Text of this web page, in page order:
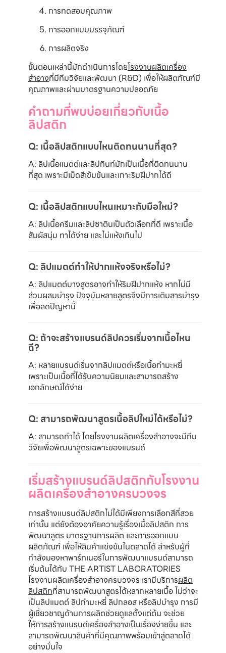
การทดสอบคุณภาพ
การออกแบบบรรจุภัณฑ์
การผลิตจริง
ขั้นตอนเหล่านี้มักดำเนินการโดยโรงงานผลิตเครื่อง
สำอางที่มีทีมวิจัยและพัฒนา (R&D) เพื่อให้ผลิตภัณฑ์มี
คุณภาพและผ่านมาตรฐานความปลอดภัย
คำถามที่พบบ่อยเกี่ยวกับเนื้อ
ลิปสติก
Q: เนื้อลิปสติกแบบไหนติดทนนานที่สุด?
A: ลิปเนื้อแมตต์และลิปทินท์มักเป็นเนื้อที่ติดทนนาน
ที่สุด เพราะมีเม็ดสีเข้มข้นและเกาะริมฝีปากได้ดี
Q: เนื้อลิปสติกแบบไหนเหมาะกับมือใหม่?
A: ลิปเนื้อครีมและลิปซาตินเป็นตัวเลือกที่ดี เพราะเนื้อ
สัมผัสนุ่ม ทาได้ง่าย และไม่แห้งเกินไป
Q: ลิปแมตต์ทำให้ปากแห้งจริงหรือไม่?
A: ลิปแมตต์บางสูตรอาจทำให้ริมฝีปากแห้ง หากไม่มี
ส่วนผสมบำรุง ปัจจุบันหลายสูตรจึงมีการเติมสารบำรุง
เพื่อลดปัญหานี้
Q: ถ้าจะสร้างแบรนด์ลิปควรเริ่มจากเนื้อไหน
ดี?
A: หลายแบรนด์เริ่มจากลิปแมตต์หรือเนื้อกำมะหยี่
เพราะเป็นเนื้อที่ได้รับความนิยมและสามารถสร้าง
เอกลักษณ์ได้ง่าย
Q: สามารถพัฒนาสูตรเนื้อลิปใหม่ได้หรือไม่?
A: สามารถทำได้ โดยโรงงานผลิตเครื่องสำอางจะมีทีม
วิจัยเพื่อพัฒนาสูตรเฉพาะของแบรนด์
เริ่มสร้างแบรนด์ลิปสติกกับโรงงาน
ผลิตเครื่องสำอางครบวงจร
การสร้างแบรนด์ลิปสติกไม่ได้มีเพียงการเลือกสีที่สวย
เท่านั้น แต่ยังต้องอาศัยความรู้เรื่องเนื้อลิปสติก การ
พัฒนาสูตร มาตรฐานการผลิต และการออกแบบ
ผลิตภัณฑ์ เพื่อให้สินค้าแข่งขันในตลาดได้ สำหรับผู้ที่
กำลังมองหาพาร์ทเนอร์ในการพัฒนาแบรนด์สามารถ
เริ่มต้นได้กับ THE ARTIST LABORATORIES
โรงงานผลิตเครื่องสำอางครบวงจร เรามีบริการผลิต
ลิปสติกที่สามารถพัฒนาสูตรได้หลากหลายเนื้อ ไม่ว่าจะ
เป็นลิปแมตต์ ลิปกำมะหยี่ ลิปกลอส หรือลิปบำรุง การมี
ผู้เชี่ยวชาญด้านการผลิตช่วยดูแลตั้งแต่ต้น จะช่วย
ให้การสร้างแบรนด์เครื่องสำอางเป็นเรื่องง่ายขึ้น และ
สามารถพัฒนาสินค้าที่มีคุณภาพพร้อมเข้าสู่ตลาดได้
อย่างมั่นใจ